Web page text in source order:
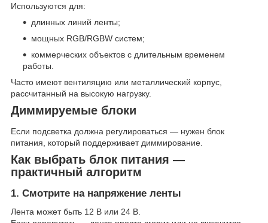
Используются для:
длинных линий ленты;
мощных RGB/RGBW систем;
коммерческих объектов с длительным временем
работы.
Часто имеют вентиляцию или металлический корпус,
рассчитанный на высокую нагрузку.
Диммируемые блоки
Если подсветка должна регулироваться — нужен блок
питания, который поддерживает диммирование.
Как выбрать блок питания —
практичный алгоритм
1. Смотрите на напряжение ленты
Лента может быть 12 В или 24 В.